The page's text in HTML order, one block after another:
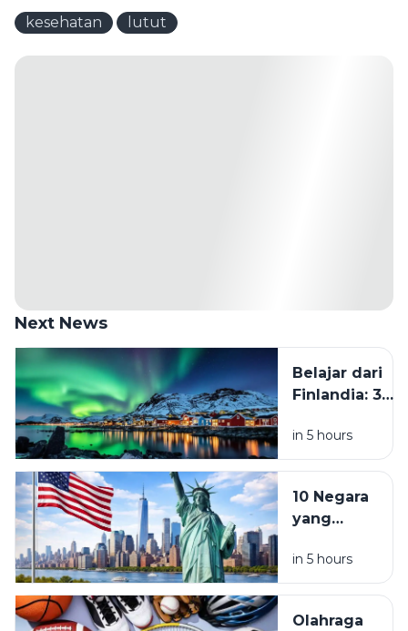
kesehatan lutut
Next News
Belajar dari
Finlandia: 3
yang Perlu
Ditinggalkan
Hidup Lebih
Tenang
in 5 hours
10 Negara
yang
Jadi
Destinasi
in 5 hours
Olahraga